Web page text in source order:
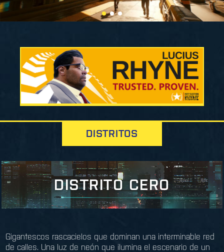
DISTRITOS
DISTRITO CERO
Gigantescos rascacielos que dominan una interminable red
de calles. Una luz de neón que ilumina el escenario de un